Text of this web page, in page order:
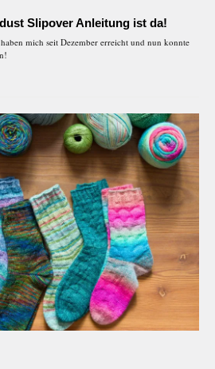
Slipover Anleitung ist da!
mich seit Dezember erreicht und nun konnte